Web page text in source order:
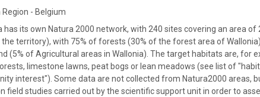
Region - Belgium
has its own Natura 2000 network, with 240 sites covering an area of
the territory), with 75% of forests (30% of the forest area of
(5% of Agricultural areas in Wallonia). The target habitats are, for
limestone lawns, peat bogs or lean meadows (see list of
interest"). Some data are not collected from Natura2000 areas,
field studies carried out by the scientific support unit in order to